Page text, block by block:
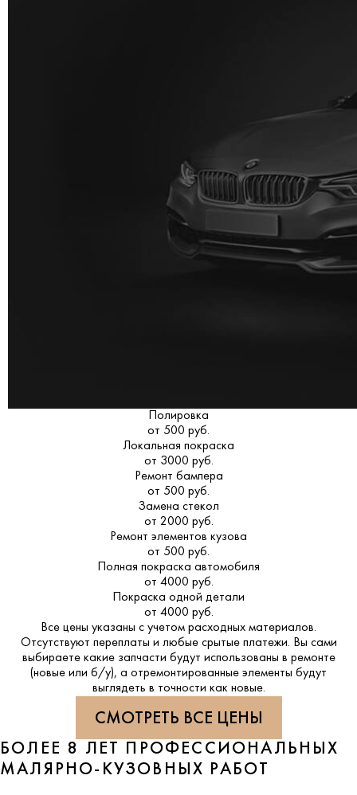
Полировка
от 500 руб.
Локальная покраска
от 3000 руб.
Ремонт бампера
от 500 руб.
Замена стекол
от 2000 руб.
Ремонт элементов кузова
от 500 руб.
Полная покраска автомобиля
от 4000 руб.
Покраска одной детали
от 4000 руб.
Все цены указаны с учетом расходных материалов.
Отсутствуют переплаты и любые срытые платежи. Вы сами
выбираете какие запчасти будут использованы в ремонте
(новые или б/у), а отремонтированные элементы будут
выглядеть в точности как новые.
СМОТРЕТЬ ВСЕ ЦЕНЫ
БОЛЕЕ 8 ЛЕТ ПРОФЕССИОНАЛЬНЫХ
МАЛЯРНО-КУЗОВНЫХ РАБОТ